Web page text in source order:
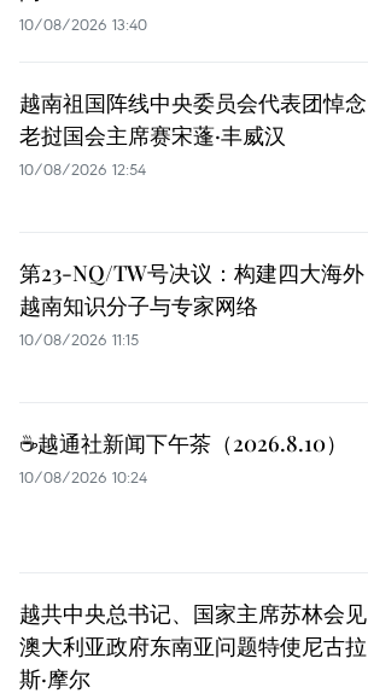
10/08/2026 13:40
越南祖国阵线中央委员会代表团悼念
老挝国会主席赛宋蓬·丰威汉
10/08/2026 12:54
第23-NQ/TW号决议：构建四大海外
越南知识分子与专家网络
10/08/2026 11:15
☕️越通社新闻下午茶（2026.8.10）
10/08/2026 10:24
越共中央总书记、国家主席苏林会见
澳大利亚政府东南亚问题特使尼古拉
斯·摩尔